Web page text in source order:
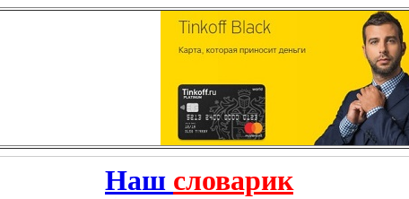
Наш словарик